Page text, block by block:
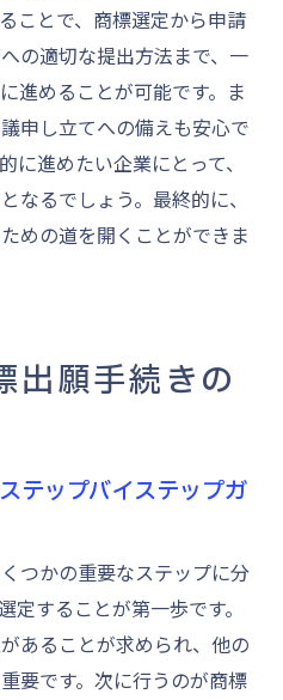
ことで、商標選定から申請
の適切な提出方法まで、一
進めることが可能です。ま
申し立てへの備えも安心で
に進めたい企業にとって、
なるでしょう。最終的に、
めの道を開くことができま
出願手続きの
テップバイステップガ
つかの重要なステップに分
定することが第一歩です。
あることが求められ、他の
要です。次に行うのが商標